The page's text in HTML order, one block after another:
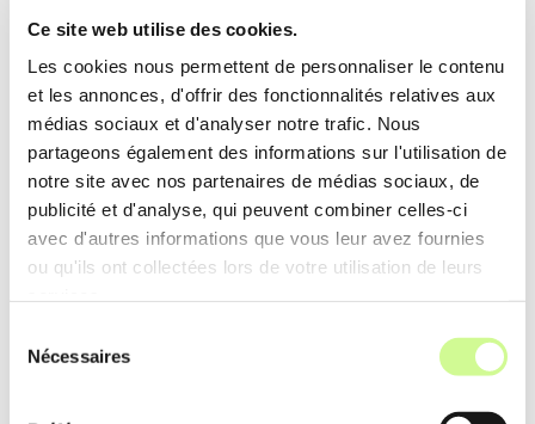
Ce site web utilise des cookies.
Les cookies nous permettent de personnaliser le contenu
et les annonces, d'offrir des fonctionnalités relatives aux
médias sociaux et d'analyser notre trafic. Nous
partageons également des informations sur l'utilisation de
notre site avec nos partenaires de médias sociaux, de
publicité et d'analyse, qui peuvent combiner celles-ci
avec d'autres informations que vous leur avez fournies
ou qu'ils ont collectées lors de votre utilisation de leurs
Nécessaires
générer un avatar de pharaon fidèle à l’apparence
de l’utilisateur à l’époque égyptienne.
Analyse de données
AI Time Machine intègre l’analyse de données
pour améliorer la précision des résultats, en
étudiant les caractéristiques faciales et les ajustant
selon les contextes historiques.